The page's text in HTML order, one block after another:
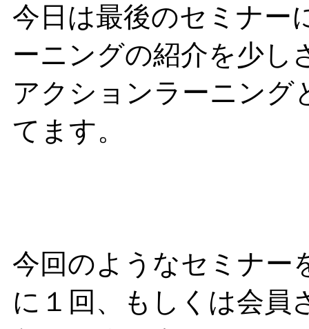
今日は最後のセミナー
ーニングの紹介を少し
アクションラーニング
てます。
今回のようなセミナー
に１回、もしくは会員